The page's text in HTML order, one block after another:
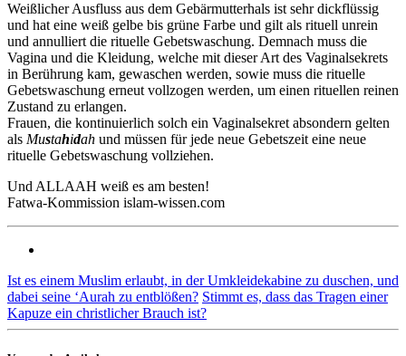
Weißlicher Ausfluss aus dem Gebärmutterhals ist sehr dickflüssig
und hat eine weiß gelbe bis grüne Farbe und gilt als rituell unrein
und annulliert die rituelle Gebetswaschung. Demnach muss die
Vagina und die Kleidung, welche mit dieser Art des Vaginalsekrets
in Berührung kam, gewaschen werden, sowie muss die rituelle
Gebetswaschung erneut vollzogen werden, um einen rituellen reinen
Zustand zu erlangen.
Frauen, die kontinuierlich solch ein Vaginalsekret absondern gelten
als Mustahidah und müssen für jede neue Gebetszeit eine neue
rituelle Gebetswaschung vollziehen.
Und ALLAAH weiß es am besten!
Fatwa-Kommission islam-wissen.com
Ist es einem Muslim erlaubt, in der Umkleidekabine zu duschen, und
dabei seine ‘Aurah zu entblößen? Stimmt es, dass das Tragen einer
Kapuze ein christlicher Brauch ist?